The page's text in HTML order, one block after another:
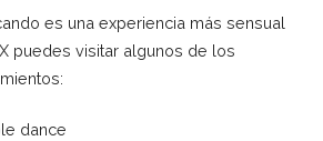
es una experiencia más sensual
puedes visitar algunos de los
dance